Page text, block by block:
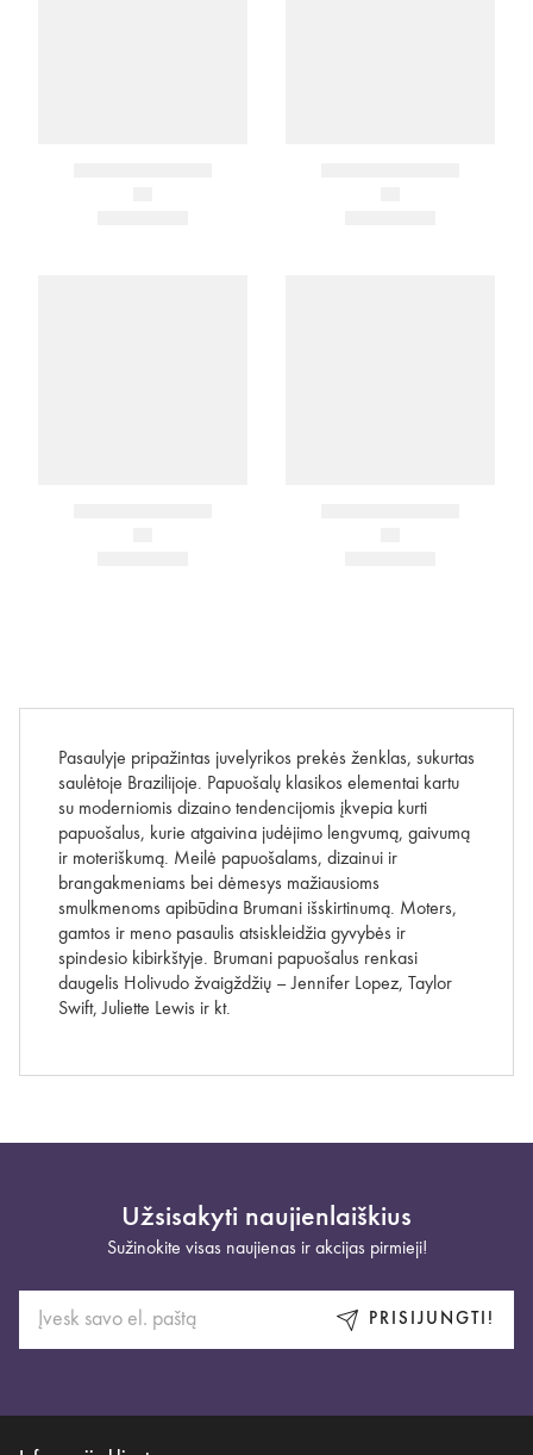
Pasaulyje pripažintas juvelyrikos prekės ženklas, sukurtas
saulėtoje Brazilijoje. Papuošalų klasikos elementai kartu
su moderniomis dizaino tendencijomis įkvepia kurti
papuošalus, kurie atgaivina judėjimo lengvumą, gaivumą
ir moteriškumą. Meilė papuošalams, dizainui ir
brangakmeniams bei dėmesys mažiausioms
smulkmenoms apibūdina Brumani išskirtinumą. Moters,
gamtos ir meno pasaulis atsiskleidžia gyvybės ir
spindesio kibirkštyje. Brumani papuošalus renkasi
daugelis Holivudo žvaigždžių – Jennifer Lopez, Taylor
Swift, Juliette Lewis ir kt.
Užsisakyti naujienlaiškius
Sužinokite visas naujienas ir akcijas pirmieji!
PRISIJUNGTI!